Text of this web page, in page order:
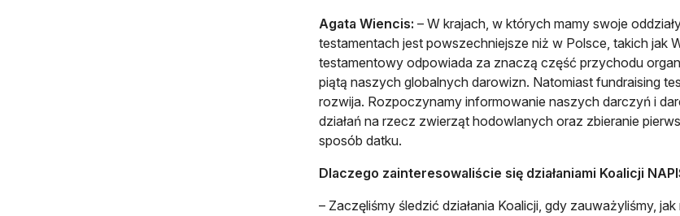
Agata Wiencis: – W krajach, w których mamy swoje
testamentach jest powszechniejsze niż w Polsce, takich jak
testamentowy odpowiada za znaczą część przychodu
piątą naszych globalnych darowizn. Natomiast fundraising
rozwija. Rozpoczynamy informowanie naszych darczyń i
działań na rzecz zwierząt hodowlanych oraz zbieranie
sposób datku.
Dlaczego zainteresowaliście się działaniami Koalicji
– Zaczęliśmy śledzić działania Koalicji, gdy zauważyliśmy,